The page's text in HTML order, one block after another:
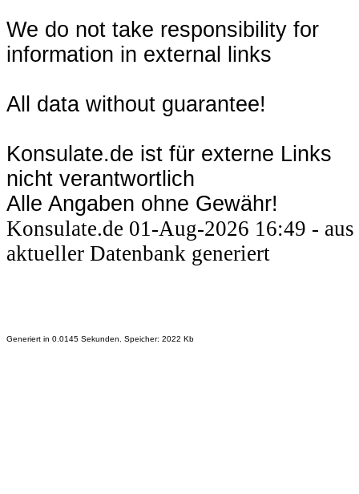
We do not take responsibility for
information in external links
All data without guarantee!
Konsulate.de ist für externe Links
nicht verantwortlich
Alle Angaben ohne Gewähr!
Konsulate.de 01-Aug-2026 16:49 - aus
aktueller Datenbank generiert
Generiert in 0.0145 Sekunden. Speicher: 2022 Kb